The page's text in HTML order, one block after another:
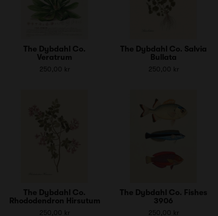
The Dybdahl Co.
Veratrum
250,00 kr
The Dybdahl Co. Salvia
Bullata
250,00 kr
The Dybdahl Co.
Rhododendron Hirsutum
250,00 kr
The Dybdahl Co. Fishes
3906
250,00 kr